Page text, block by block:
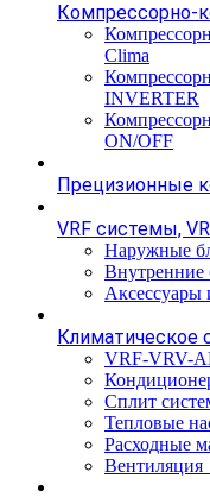
Компрессорно-
Clima
INVERTER
ON/OFF
Прецизионные
VRF системы,
Наружные
Внутренние
Климатическое
VRF-VRV-
Сплит
Тепловые
Расходные
Вентиляция